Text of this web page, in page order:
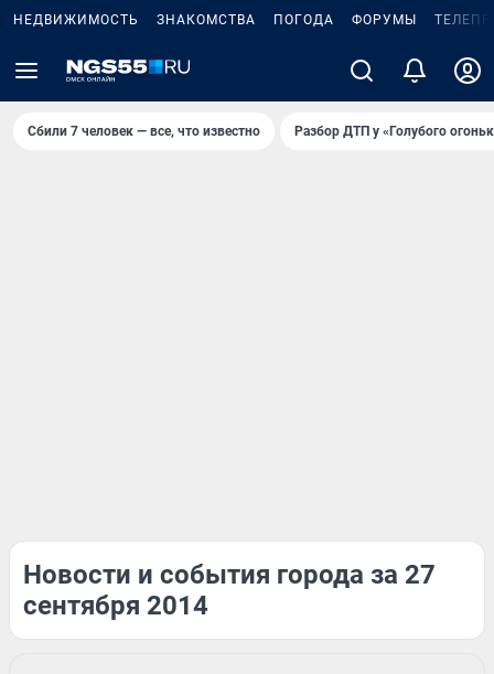
НЕДВИЖИМОСТЬ ЗНАКОМСТВА ПОГОДА ФОРУМЫ
Сбили 7 человек — все, что известно Разбор ДТП у «Голубого
Новости и события города за 27
сентября 2014